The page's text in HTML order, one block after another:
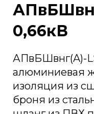
0,66кВ
АПвБШвнг(A)-
алюминиевая
изоляция из
броня из